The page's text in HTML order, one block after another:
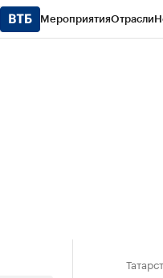
МероприятияОтрасли